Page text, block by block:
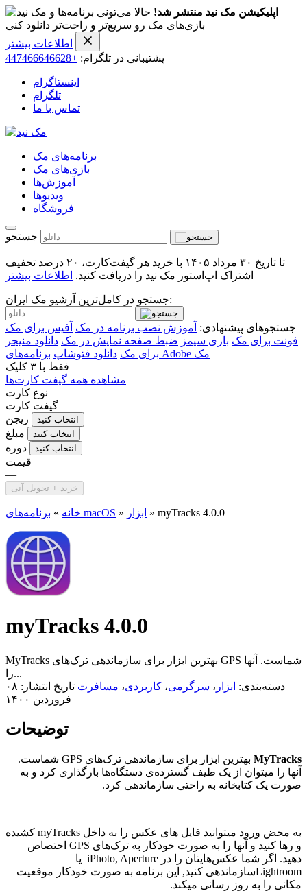
اپلیکیشن مک نید منتشر شد! حالا می‌تونی برنامه‌ها و
بازی‌های مک رو سریع‌تر و راحت‌تر دانلود کنی
اطلاعات بیشتر
پشتیبانی در تلگرام: +447466646628
اینستاگرام
تلگرام
تماس با ما
برنامه‌های مک
بازی‌های مک
آموزش‌ها
ویدیو‌ها
فروشگاه
جستجو
تا تاریخ ۳۰ مرداد ۱۴۰۵ با خرید هر گیفت‌کارت، ۲۰ درصد تخفیف
اشتراک اپ‌استور مک نید را دریافت کنید. اطلاعات بیشتر
جستجو در کامل‌ترین آرشیو مک ایران:
جستجوهای پیشنهادی: آموزش نصب برنامه در مک آفیس برای مک
فونت برای مک بازی سیمز ضبط صفحه نمایش در مک دانلود منیجر
برای مک دانلود فتوشاپ
برنامه‌های Adobe مک
فقط با ۳ کلیک
مشاهده همه گیفت کارت‌ها
نوع کارت
گیفت کارت
ریجن
انتخاب کنید
مبلغ انتخاب کنید
دوره انتخاب کنید
قیمت
—
خرید + تحویل آنی
خانه » برنامه‌های macOS » ابزار » myTracks 4.0.0
myTracks 4.0.0
MyTracks بهترین ابزار برای سازماندهی ترک‌های GPS شماست. آنها
را...
دسته‌بندی: ابزار ، سرگرمی، کاربردی، مسافرت
تاریخ انتشار: ۰۸
فروردین ۱۴۰۰
توضیحات
MyTracks
بهترین ابزار برای سازماندهی ترک‌های GPS شماست.
آنها را میتوان از یک طیف گسترده‌ی دستگاه‌ها بارگذاری کرد و به
صورت یک کتابخانه‌ به راحتی سازماندهی کرد.
به محض ورود میتوانید فایل های عکس را به داخل myTracks کشیده
و رها کنید و آنها را به صورت خودکار به ترک‌های GPS اختصاص
دهید. اگر شما عکس‌هایتان را در iPhoto, Aperture یا
Lightroomسازماندهی کنید, این برنامه به صورت خودکار موقعیت
مکانی را به روز رسانی میکند.